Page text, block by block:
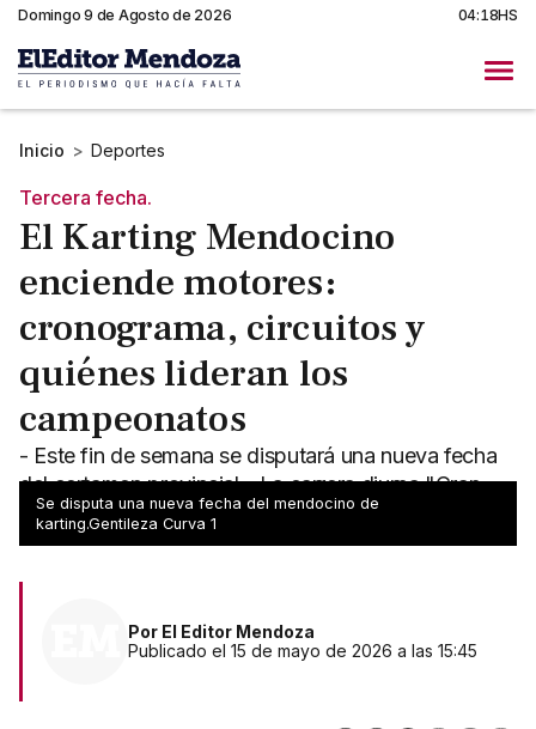
Domingo 9 de Agosto de 2026 04:18HS
Inicio > Deportes
Tercera fecha.
El Karting Mendocino
enciende motores:
cronograma, circuitos y
quiénes lideran los
campeonatos
- Este fin de semana se disputará una nueva fecha
del certamen provincial - La carrera diurna "Gran
Premio Módica Motos" promete ser clave
Se disputa una nueva fecha del mendocino de
karting.Gentileza Curva 1
Por El Editor Mendoza
Publicado el 15 de mayo de 2026 a las 15:45